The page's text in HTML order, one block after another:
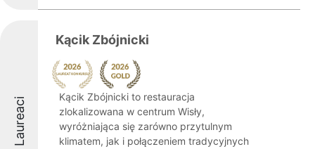
Laureaci
Kącik Zbójnicki
Kącik Zbójnicki to restauracja
zlokalizowana w centrum Wisły,
wyróżniająca się zarówno przytulnym
klimatem, jak i połączeniem tradycyjnych